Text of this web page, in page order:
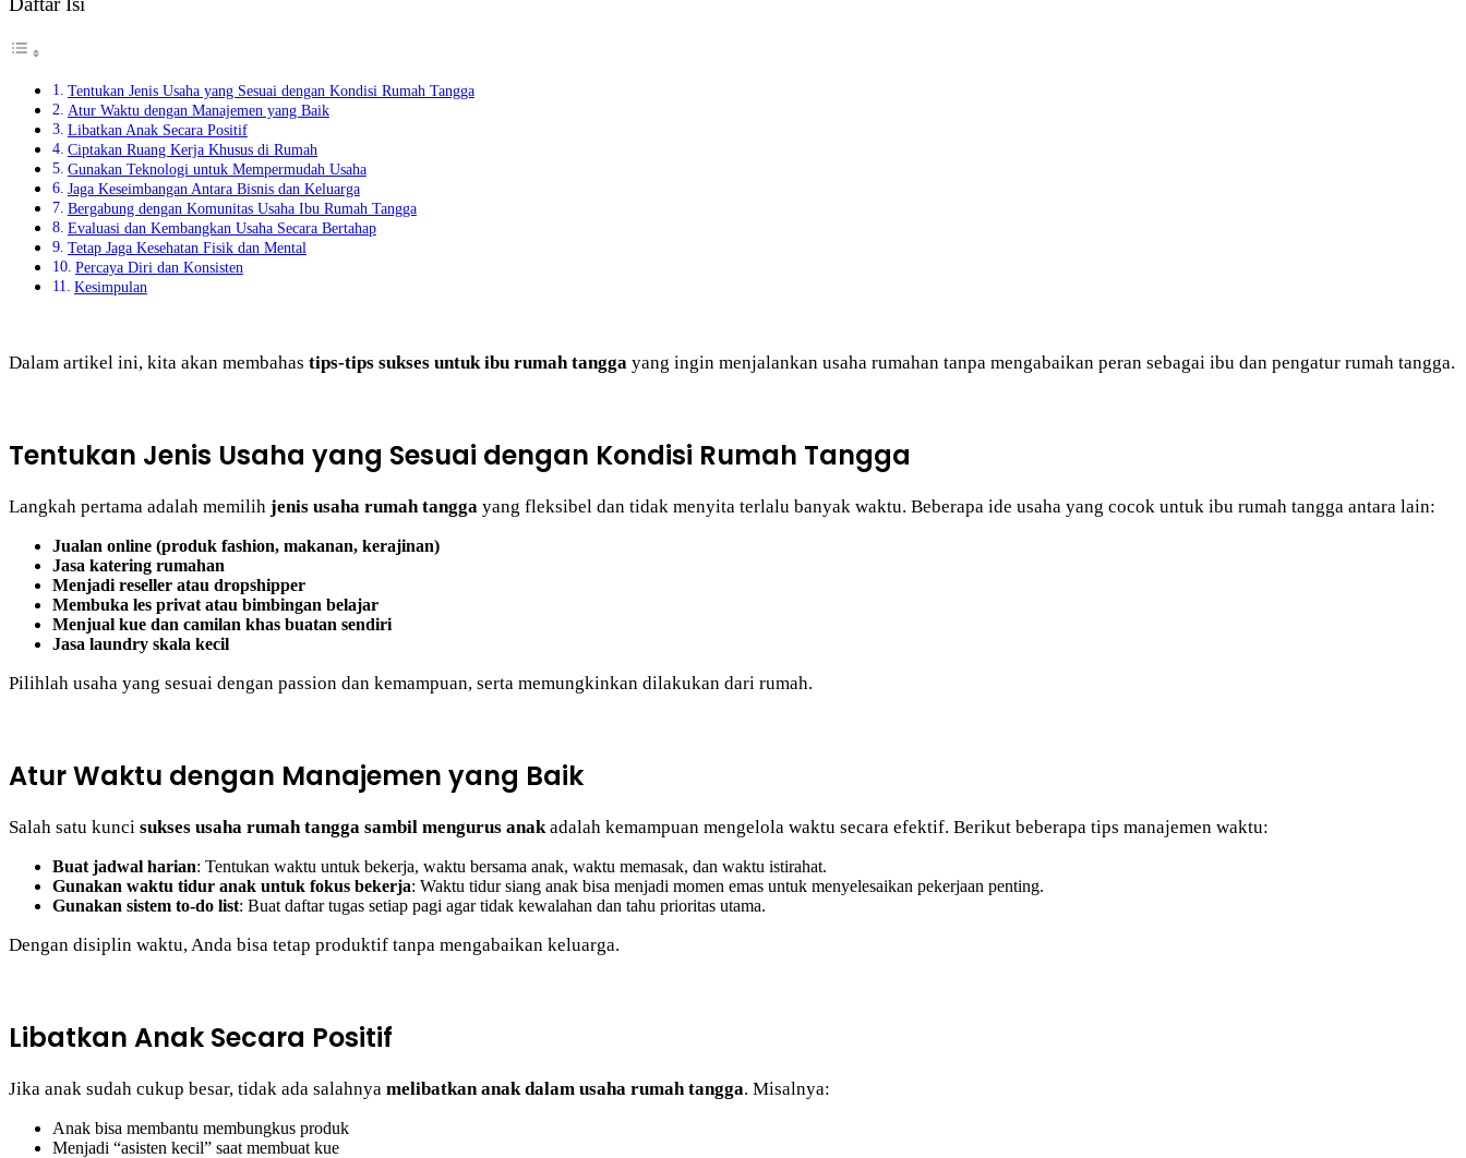
Tentukan Jenis Usaha yang Sesuai dengan Kondisi Rumah Tangga
Atur Waktu dengan Manajemen yang Baik
Libatkan Anak Secara Positif
Ciptakan Ruang Kerja Khusus di Rumah
Gunakan Teknologi untuk Mempermudah Usaha
Jaga Keseimbangan Antara Bisnis dan Keluarga
Bergabung dengan Komunitas Usaha Ibu Rumah Tangga
Evaluasi dan Kembangkan Usaha Secara Bertahap
Tetap Jaga Kesehatan Fisik dan Mental
Percaya Diri dan Konsisten
Kesimpulan
Dalam artikel ini, kita akan membahas tips-tips sukses untuk ibu rumah tangga yang ingin menjalankan usaha rumahan tanpa mengabaikan peran sebagai ibu dan pengatur rumah tangga.
Tentukan Jenis Usaha yang Sesuai dengan Kondisi Rumah Tangga
Langkah pertama adalah memilih jenis usaha rumah tangga yang fleksibel dan tidak menyita terlalu banyak waktu. Beberapa ide usaha yang cocok untuk ibu rumah tangga antara lain:
Jualan online (produk fashion, makanan, kerajinan)
Jasa katering rumahan
Menjadi reseller atau dropshipper
Membuka les privat atau bimbingan belajar
Menjual kue dan camilan khas buatan sendiri
Jasa laundry skala kecil
Pilihlah usaha yang sesuai dengan passion dan kemampuan, serta memungkinkan dilakukan dari rumah.
Atur Waktu dengan Manajemen yang Baik
Salah satu kunci sukses usaha rumah tangga sambil mengurus anakadalah kemampuan mengelola waktu secara efektif. Berikut beberapa tips manajemen waktu:
Buat jadwal harian: Tentukan waktu untuk bekerja, waktu bersama anak, waktu memasak, dan waktu istirahat.
Gunakan waktu tidur anak untuk fokus bekerja: Waktu tidur siang anak bisa menjadi momen emas untuk menyelesaikan pekerjaan penting.
Gunakan sistem to-do list: Buat daftar tugas setiap pagi agar tidak kewalahan dan tahu prioritas utama.
Dengan disiplin waktu, Anda bisa tetap produktif tanpa mengabaikan keluarga.
Libatkan Anak Secara Positif
Jika anak sudah cukup besar, tidak ada salahnya melibatkan anak dalam usaha rumah tangga. Misalnya:
Anak bisa membantu membungkus produk
Menjadi “asisten kecil” saat membuat kue